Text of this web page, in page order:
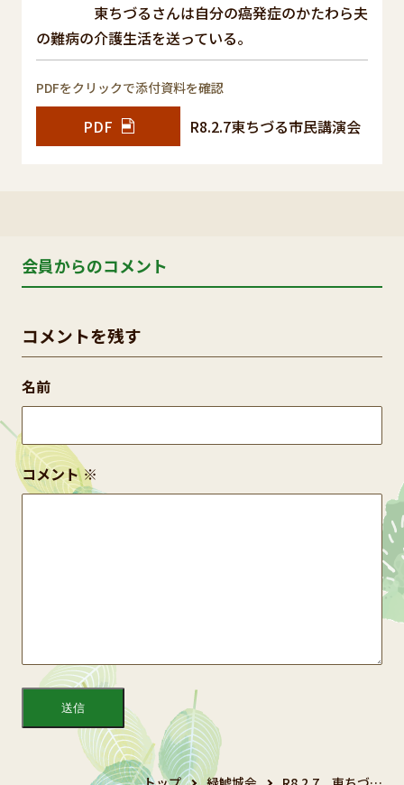
東ちづるさんは自分の癌発症のかたわら夫
の難病の介護生活を送っている。
PDFをクリックで添付資料を確認
PDF R8.2.7東ちづる市民講演会
会員からのコメント
コメントを残す
コメント※
名前